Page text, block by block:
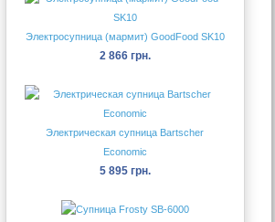
Электросупница (мармит) GoodFood SK10
2 866 грн.
Электрическая супница Bartscher
Economic
5 895 грн.